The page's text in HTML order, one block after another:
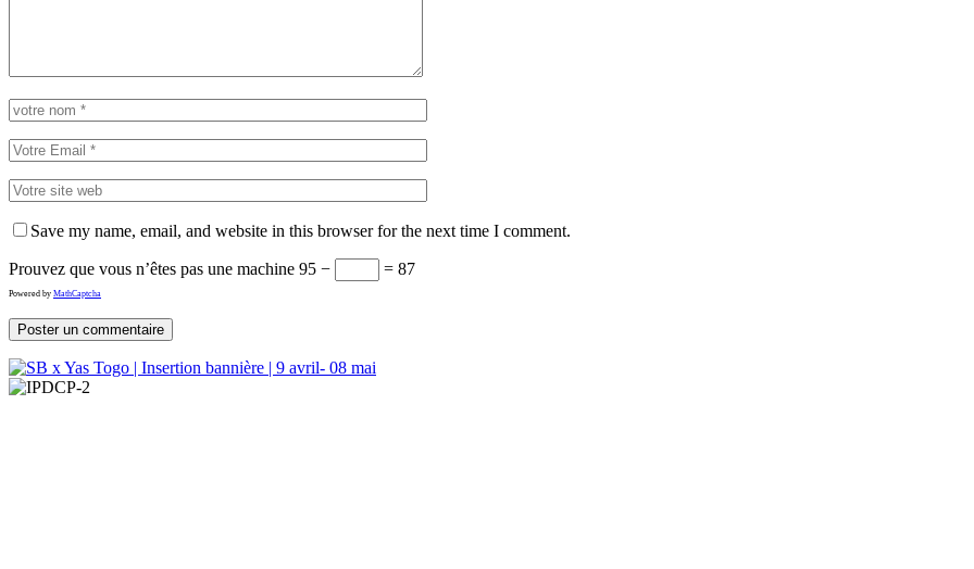
Save my name, email, and website in this browser for the next time I comment.
Prouvez que vous n’êtes pas une machine 95 − = 87
Powered by MathCaptcha